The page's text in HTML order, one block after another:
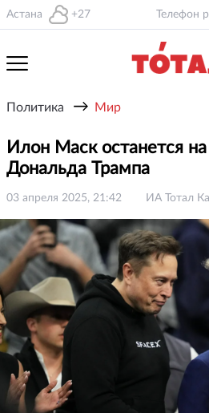
Астана +27 Телефон
Политика → Мир
Илон Маск останется
Дональда Трампа
03 апреля 2025, 21:42 ИА Тотал